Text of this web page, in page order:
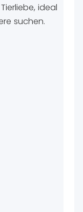
ideal
suchen.